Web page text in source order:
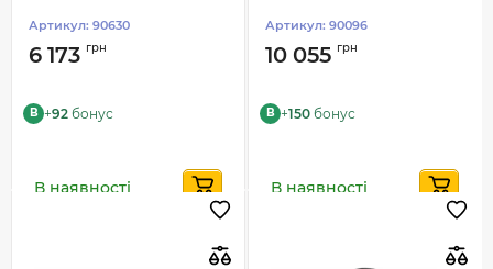
Артикул: 90630
6 173 грн
B +92 бонус
В наявності
Артикул: 90096
10 055 грн
B +150 бонус
В наявності